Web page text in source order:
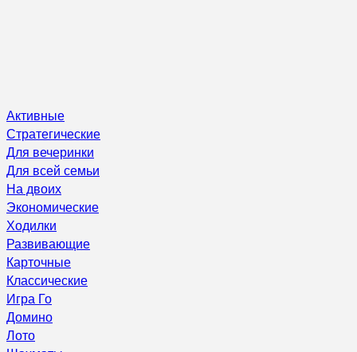
Активные
Стратегические
Для вечеринки
Для всей семьи
На двоих
Экономические
Ходилки
Развивающие
Карточные
Классические
Игра Го
Домино
Лото